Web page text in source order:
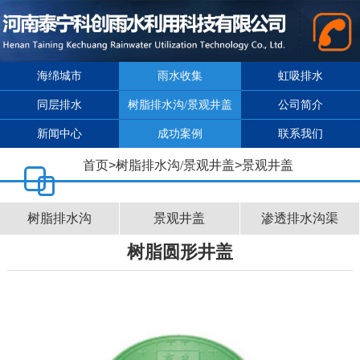
海绵城市 雨水收集 虹吸排水
同层排水 树脂排水沟/景观井盖 公司简介
新闻中心 成功案例 联系我们
首页>树脂排水沟/景观井盖>景观井盖
树脂排水沟 景观井盖 渗透排水沟渠
树脂圆形井盖